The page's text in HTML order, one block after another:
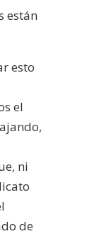
están
esto
el
ni
de